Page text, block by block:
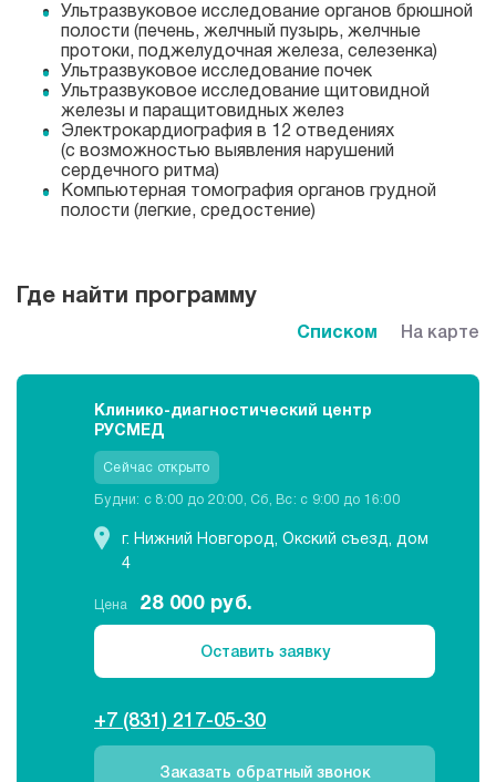
Ультразвуковое исследование органов брюшной
полости (печень, желчный пузырь, желчные
протоки, поджелудочная железа, селезенка)
Ультразвуковое исследование почек
Ультразвуковое исследование щитовидной
железы и паращитовидных желез
Электрокардиография в 12 отведениях
(с возможностью выявления нарушений
сердечного ритма)
Компьютерная томография органов грудной
полости (легкие, средостение)
Списком На карте
Где найти программу
Клинико-диагностический центр
РУСМЕД
Сейчас открыто
Будни: c 8:00 до 20:00, Сб, Вс: c 9:00 до 16:00
г. Нижний Новгород, Окский съезд, дом
4
+7 (831) 217-05-30
Заказать обратный звонок
Цена 28 000 руб.
Оставить заявку